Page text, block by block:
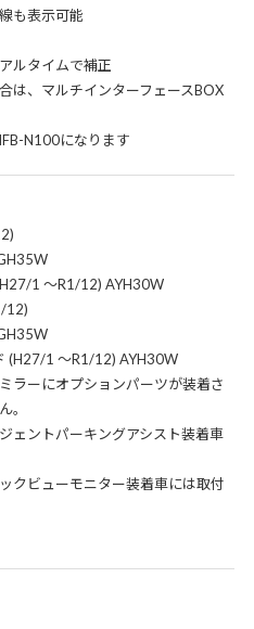
も表示可能
ルタイムで補正
は、マルチインターフェースBOX
N100になります
1 ～R1/12) AYH30W
12)
(H27/1 ～R1/12) AYH30W
ラーにオプションパーツが装着さ
。
ェントパーキングアシスト装着車
クビューモニター装着車には取付